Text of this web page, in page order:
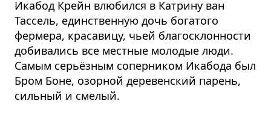
Икабод Крейн влюбился в Катрину ван
Тассель, единственную дочь богатого
фермера, красавицу, чьей благосклонности
добивались все местные молодые люди.
Самым серьёзным соперником Икабода был
Бром Боне, озорной деревенский парень,
сильный и смелый.